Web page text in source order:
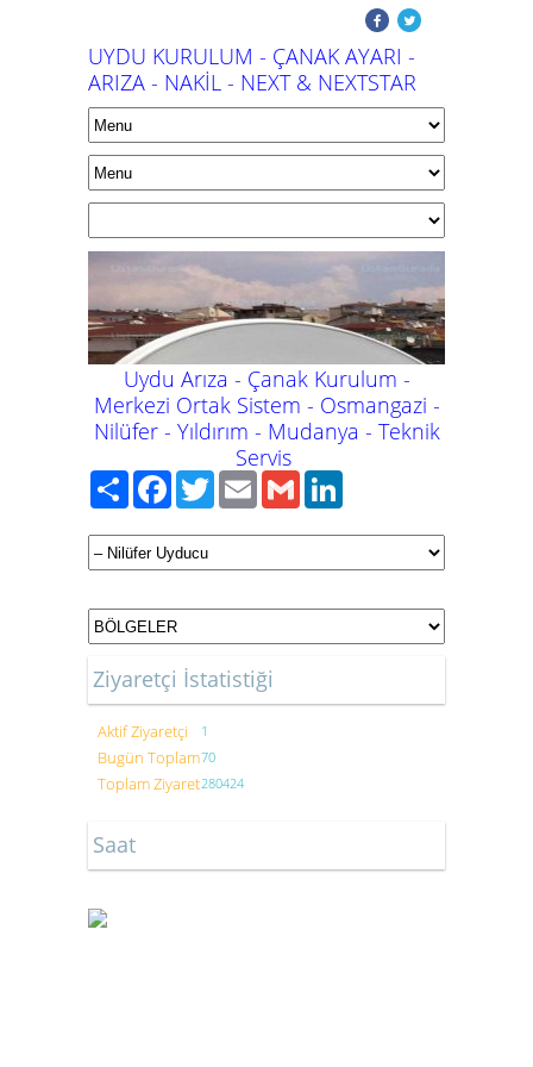
UYDU KURULUM - ÇANAK AYARI -
ARIZA - NAKİL - NEXT & NEXTSTAR
Uydu Arıza - Çanak Kurulum -
Merkezi Ortak Sistem - Osmangazi -
Nilüfer - Yıldırım - Mudanya - Teknik
Servis
PaylaşFacebook
TwitterEmailGmail
Ziyaretçi İstatistiği
Aktif Ziyaretçi 1
Bugün Toplam70
Toplam Ziyaret280424
Saat